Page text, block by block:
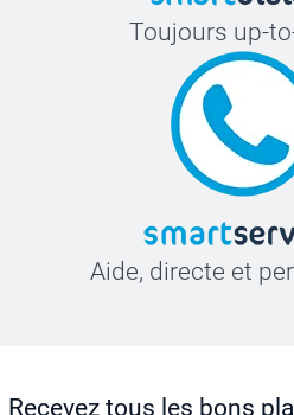
Toujours up-
Aide, directe et
Recevez tous les bons